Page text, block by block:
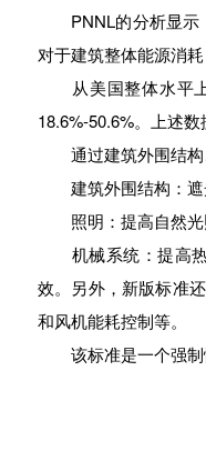
PNNL的分析显示，
对于建筑整体能源消
从美国整体水平上
18.6%-50.6%。上述
通过建筑外围结构
建筑外围结构：遮
照明：提高自然光
机械系统：提高热
效。另外，新版标准
和风机能耗控制等。
该标准是一个强制